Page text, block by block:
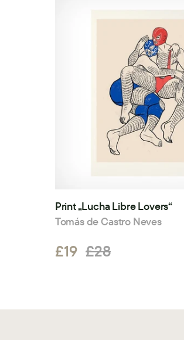
Print „Lucha Libre Lovers“
Tomás de Castro Neves
£19 £28